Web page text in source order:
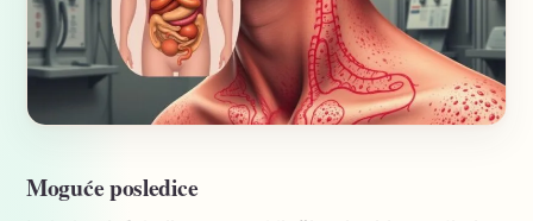
Moguće posledice